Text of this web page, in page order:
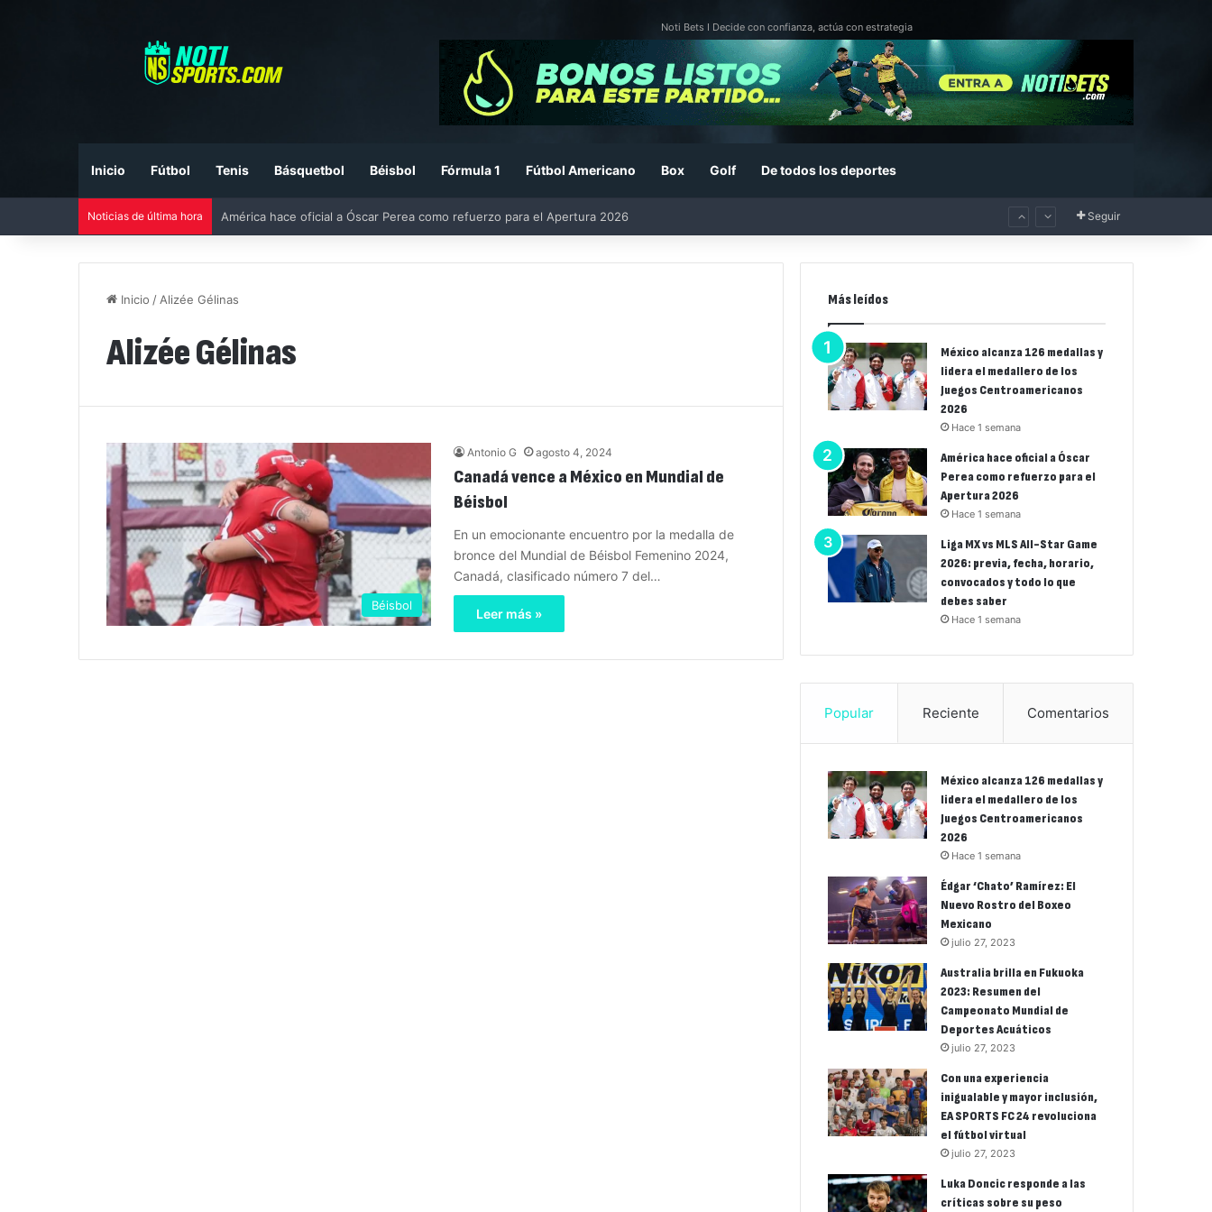
Noti Bets I Decide con confianza, actúa con estrategia
Inicio Fútbol Tenis Básquetbol Béisbol Fórmula 1 Fútbol Americano Box Golf De todos los deportes
Noticias de última hora América hace oficial a Óscar Perea como refuerzo para el Apertura 2026 Seguir
Inicio / Alizée Gélinas
Alizée Gélinas
Béisbol
Antonio G agosto 4, 2024
Canadá vence a México en Mundial de
Béisbol
En un emocionante encuentro por la medalla de
bronce del Mundial de Béisbol Femenino 2024,
Canadá, clasificado número 7 del…
Leer más »
Más leídos
México alcanza 126 medallas y
lidera el medallero de los
Juegos Centroamericanos
2026
Hace 1 semana
América hace oficial a Óscar
Perea como refuerzo para el
Apertura 2026
Hace 1 semana
Liga MX vs MLS All-Star Game
2026: previa, fecha, horario,
convocados y todo lo que
debes saber
Hace 1 semana
Popular Reciente Comentarios
México alcanza 126 medallas y
lidera el medallero de los
Juegos Centroamericanos
2026
Hace 1 semana
Édgar ‘Chato’ Ramírez: El
Nuevo Rostro del Boxeo
Mexicano
julio 27, 2023
Australia brilla en Fukuoka
2023: Resumen del
Campeonato Mundial de
Deportes Acuáticos
julio 27, 2023
Con una experiencia
inigualable y mayor inclusión,
EA SPORTS FC 24 revoluciona
el fútbol virtual
julio 27, 2023
Luka Doncic responde a las
críticas sobre su peso